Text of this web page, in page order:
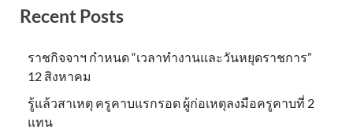
Recent Posts
ราชกิจจาฯ กำหนด “เวลาทำงานและวันหยุดราชการ”
12 สิงหาคม
รู้แล้วสาเหตุ ครูคาบแรกรอด ผู้ก่อเหตุลงมือครูคาบที่ 2
แทน